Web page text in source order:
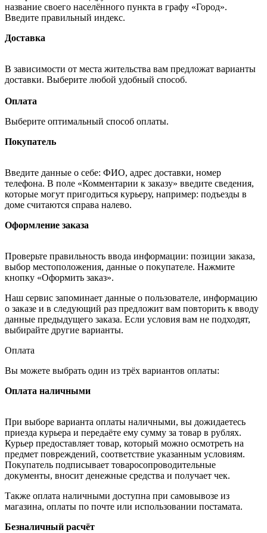
название своего населённого пункта в графу «Город».
Введите правильный индекс.
Доставка
В зависимости от места жительства вам предложат варианты
доставки. Выберите любой удобный способ.
Оплата
Выберите оптимальный способ оплаты.
Покупатель
Введите данные о себе: ФИО, адрес доставки, номер
телефона. В поле «Комментарии к заказу» введите сведения,
которые могут пригодиться курьеру, например: подъезды в
доме считаются справа налево.
Оформление заказа
Проверьте правильность ввода информации: позиции заказа,
выбор местоположения, данные о покупателе. Нажмите
кнопку «Оформить заказ».
Наш сервис запоминает данные о пользователе, информацию
о заказе и в следующий раз предложит вам повторить к вводу
данные предыдущего заказа. Если условия вам не подходят,
выбирайте другие варианты.
Оплата
Вы можете выбрать один из трёх вариантов оплаты:
Оплата наличными
При выборе варианта оплаты наличными, вы дожидаетесь
приезда курьера и передаёте ему сумму за товар в рублях.
Курьер предоставляет товар, который можно осмотреть на
предмет повреждений, соответствие указанным условиям.
Покупатель подписывает товаросопроводительные
документы, вносит денежные средства и получает чек.
Также оплата наличными доступна при самовывозе из
магазина, оплаты по почте или использовании постамата.
Безналичный расчёт